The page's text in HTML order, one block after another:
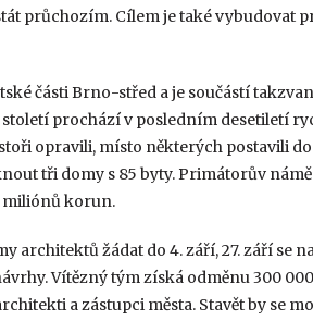
průchozím. Cílem je také vybudovat
části Brno-střed a je součástí
století prochází v posledním desetiletí
opravili, místo některých postavili
tři domy s 85 byty. Primátorův
miliónů korun.
architektů žádat do 4. září, 27. září
Vítězný tým získá odměnu 300
a zástupci města. Stavět by se